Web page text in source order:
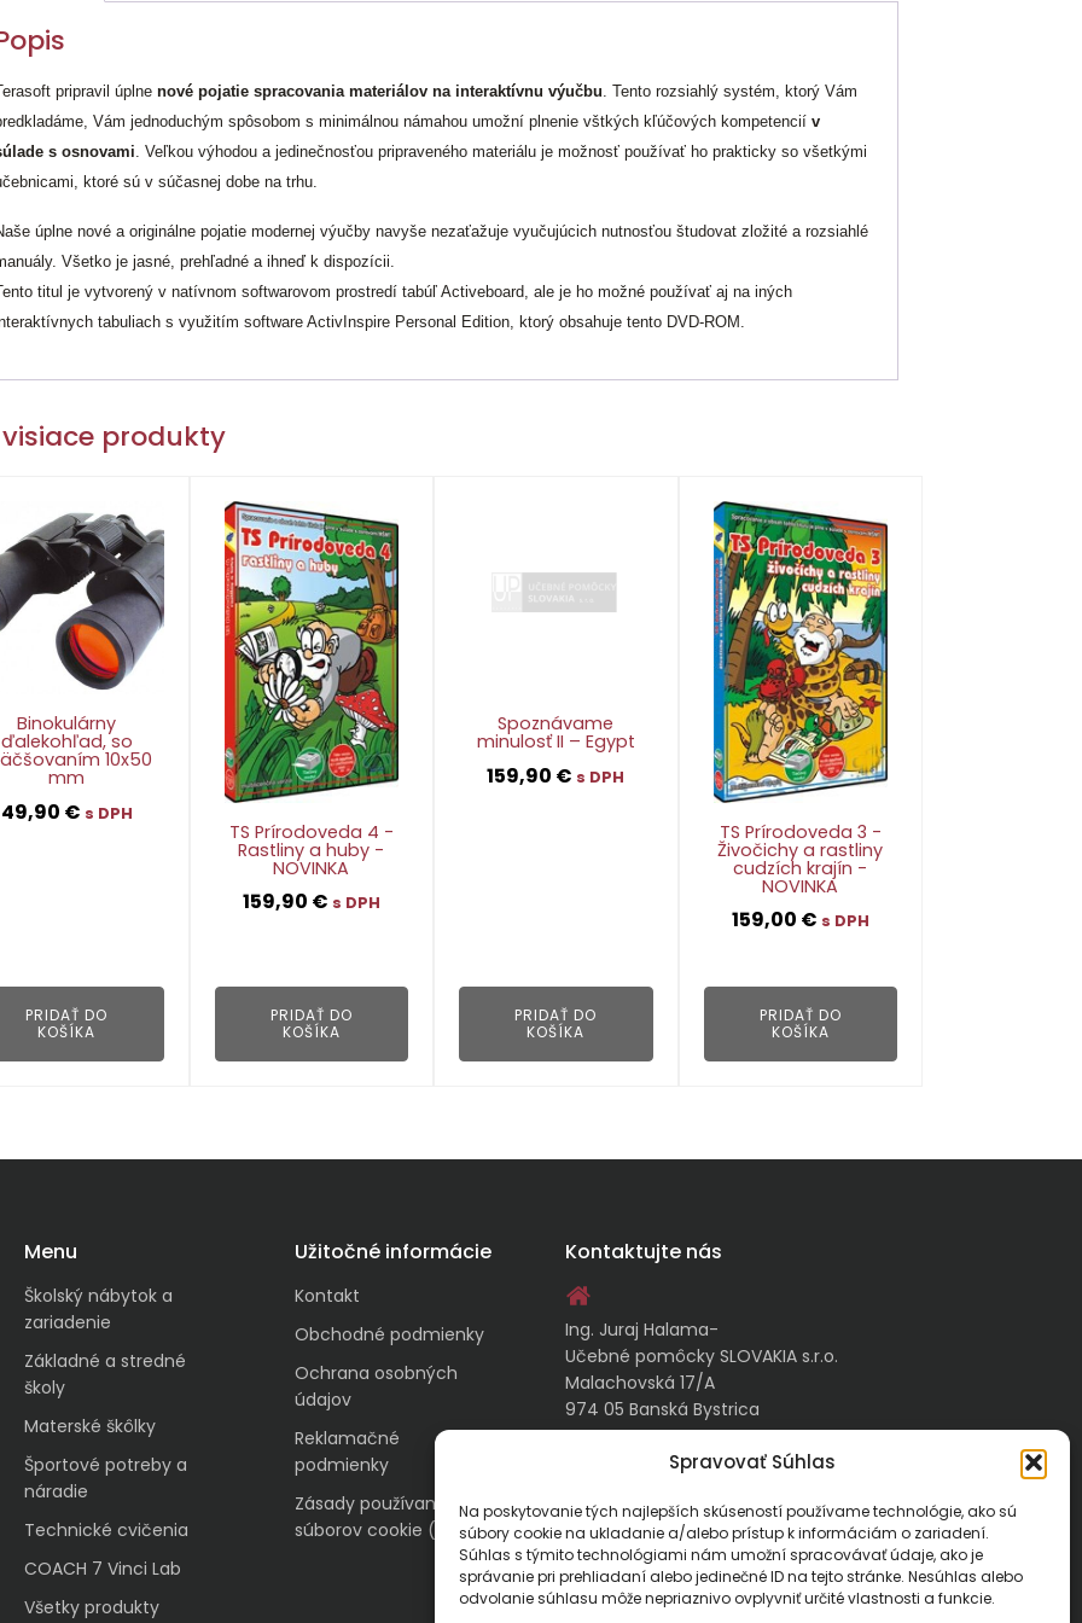
Spravovať Súhlas
Na poskytovanie tých najlepších skúseností používame technológie, ako sú
súbory cookie na ukladanie a/alebo prístup k informáciám o zariadení.
Súhlas s týmito technológiami nám umožní spracovávať údaje, ako je
správanie pri prehliadaní alebo jedinečné ID na tejto stránke. Nesúhlas alebo
odvolanie súhlasu môže nepriaznivo ovplyvniť určité vlastnosti a funkcie.
pripravil úplne nové pojatie spracovania materiálov na interaktívnu výučbu . Tento rozsiahlý systém, ktorý Vám
Vám jednoduchým spôsobom s minimálnou námahou umožní plnenie vštkých kľúčových kompetencií v
s osnovami . Veľkou výhodou a jedinečnosťou pripraveného materiálu je možnosť používať ho prakticky so všetkými
ktoré sú v súčasnej dobe na trhu.
úplne nové a originálne pojatie modernej výučby navyše nezaťažuje vyučujúcich nutnosťou študovat zložité a rozsiahlé
Všetko je jasné, prehľadné a ihneď k dispozícii.
titul je vytvorený v natívnom softwarovom prostredí tabúľ Activeboard, ale je ho možné používať aj na iných
tabuliach s využitím software ActivInspire Personal Edition, ktorý obsahuje tento DVD-ROM.
produkty
Binokulárny
ďalekohľad, so
10x50
mm
49,90 € s DPH
PRIDAŤ DO
KOŠÍKA
TS Prírodoveda 4 -
Rastliny a huby -
NOVINKA
159,90 € s DPH
PRIDAŤ DO
KOŠÍKA
Spoznávame
minulosť II – Egypt
159,90 € s DPH
PRIDAŤ DO
KOŠÍKA
TS Prírodoveda 3 -
Živočichy a rastliny
cudzích krajín -
NOVINKA
159,00 € s DPH
PRIDAŤ DO
KOŠÍKA
Menu
Školský nábytok a
zariadenie
Základné a stredné
školy
Materské škôlky
Športové potreby a
náradie
Technické cvičenia
COACH 7 Vinci Lab
Všetky produkty
Užitočné informácie
Kontakt
Obchodné podmienky
Ochrana osobných
údajov
Reklamačné
podmienky
Zásady používania
súborov cookie (EÚ)
Kontaktujte nás
Ing. Juraj Halama-
Učebné pomôcky SLOVAKIA s.r.o.
Malachovská 17/A
974 05 Banská Bystrica
kontakt@ucebnepomockyslovakia.sk
0917 797 357, 048/410 18 88